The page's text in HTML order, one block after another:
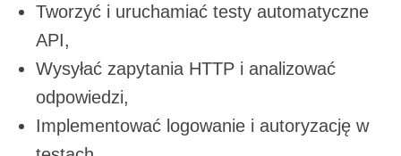
Tworzyć i uruchamiać testy automatyczne
API,
Wysyłać zapytania HTTP i analizować
odpowiedzi,
Implementować logowanie i autoryzację w